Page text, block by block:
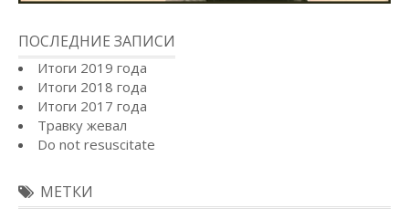
ПОСЛЕДНИЕ ЗАПИСИ
Итоги 2019 года
Итоги 2018 года
Итоги 2017 года
Травку жевал
Do not resuscitate
МЕТКИ